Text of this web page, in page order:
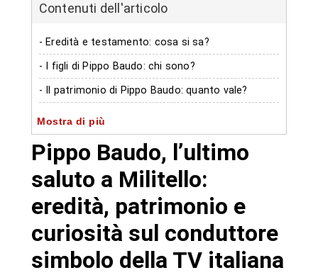
Contenuti dell'articolo
- Eredità e testamento: cosa si sa?
- I figli di Pippo Baudo: chi sono?
- Il patrimonio di Pippo Baudo: quanto vale?
-- Guadagni televisivi
-- Investimenti immobiliari
- Un’eredità culturale oltre quella economica
- Autore
Mostra di più
Pippo Baudo, l’ultimo
saluto a Militello:
eredità, patrimonio e
curiosità sul conduttore
simbolo della TV italiana